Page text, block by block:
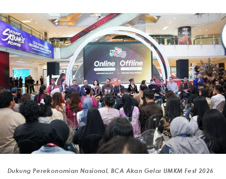
Dukung Perekonomian Nasional, BCA Akan Gelar UMKM Fest 2026